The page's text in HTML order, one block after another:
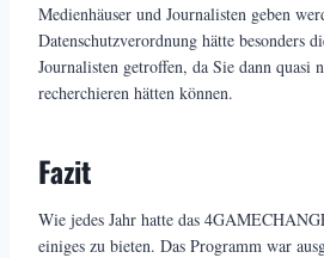
Medienhäuser und Journalisten geben
Datenschutzverordnung hätte besonders
Journalisten getroffen, da Sie dann quasi
recherchieren hätten können.
Fazit
Wie jedes Jahr hatte das
einiges zu bieten. Das Programm war